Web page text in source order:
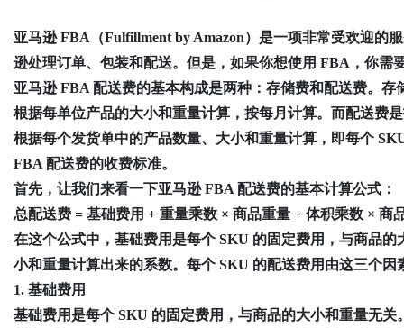
亚马逊 FBA（Fulfillment by Amazon）是一项非常受欢迎的
逊处理订单、包装和配送。但是，如果你想使用 FBA，你需
亚马逊 FBA 配送费的基本构成是两种：存储费和配送费。
根据每单位产品的大小和重量计算，按每月计算。而配送费
根据每个发货单中的产品数量、大小和重量计算，即每个
FBA 配送费的收费标准。
首先，让我们来看一下亚马逊 FBA 配送费的基本计算公式：
总配送费 = 基础费用 + 重量乘数 × 商品重量 + 体积乘数 × 商
在这个公式中，基础费用是每个 SKU 的固定费用，与商品
小和重量计算出来的系数。每个 SKU 的配送费用由这三个
1. 基础费用
基础费用是每个 SKU 的固定费用，与商品的大小和重量无